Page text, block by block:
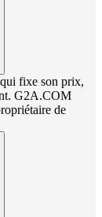
fixe son prix,
G2A.COM
de